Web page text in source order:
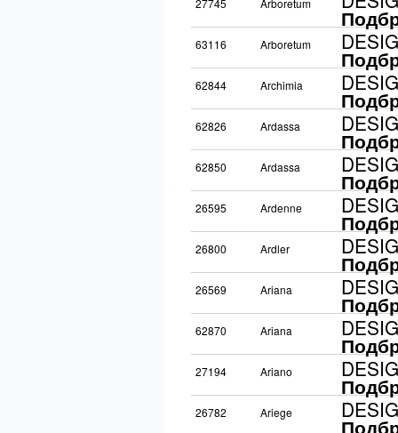
27745 Arboretum
63116 Arboretum
62844 Archimia
62826 Ardassa
62850 Ardassa
26595 Ardenne
26800 Ardler
26569 Ariana
62870 Ariana
27194 Ariano
26782 Ariege